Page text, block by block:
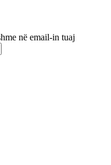
në email-in tuaj